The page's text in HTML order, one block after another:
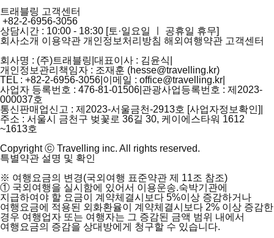
트래블링 고객센터
+82-2-6956-3056
상담시간 : 10:00 - 18:30 [토·일요일 ㅣ 공휴일 휴무]
회사소개 이용약관 개인정보처리방침 해외여행약관 고객센터
회사명 : (주)트래블링 대표이사 : 김윤식
개인정보관리책임자 : 조재훈 (hesse@travelling.kr)
TEL : +82-2-6956-3056 이메일 : office@travelling.kr
사업자 등록번호 : 476-81-01506 관광사업등록번호 : 제2023-
000037호
통신판매업신고 : 제2023-서울금천-2913호 [사업자정보확인]
주소 : 서울시 금천구 벚꽃로 36길 30, 케이에스타워 1612
~1613호
Copyright ⓒ Travelling inc. All rights reserved.
특별약관 설명 및 확인
※ 여행요금의 변경(국외여행 표준약관 제 11조 참조)
① 국외여행을 실시함에 있어서 이용운송.숙박기관에
지급하여야 할 요금이 계약체결시보다 5%이상 증감하거나
여행요금에 적용된 외화환율이 계약체결시보다 2% 이상 증감한
경우 여행업자 또는 여행자는 그 증감된 금액 범위 내에서
여행요금의 증감을 상대방에게 청구할 수 있습니다.